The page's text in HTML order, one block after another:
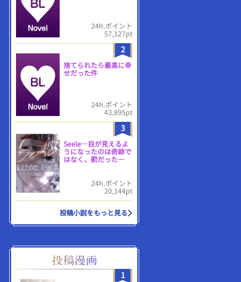
24h.ポイント
57,127pt
2
捨てられたら最高に幸
せだった件
24h.ポイント
43,895pt
3
Seele―目が見えるよ
うになったのは奇跡で
はなく、罰だった―
24h.ポイント
20,144pt
投稿小説をもっと見る
1